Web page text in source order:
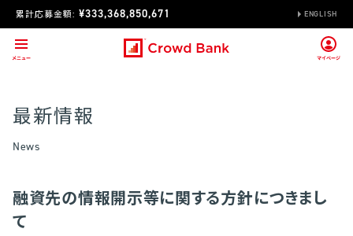
累計応募金額: ¥333,368,850,671 ENGLISH
最新情報
News
融資先の情報開示等に関する方針につきまし
て